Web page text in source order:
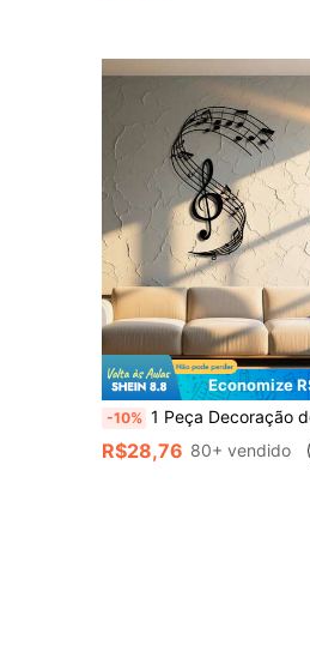
Economize
-10% 1 Peça Decoração de Parede de Metal, Design de Símbolo Musical - Escolha Ideal para Decoração de Casa! Esta Peça Decorativa Requintada Exibe um
R$28,76 80+ vendido